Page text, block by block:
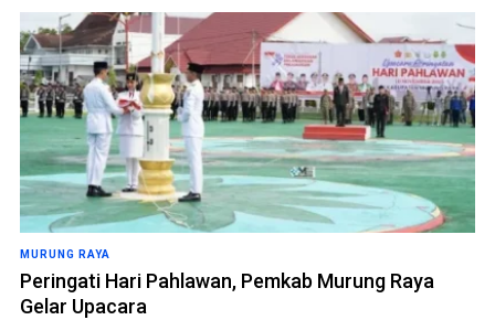
MURUNG RAYA
Peringati Hari Pahlawan, Pemkab Murung Raya
Gelar Upacara